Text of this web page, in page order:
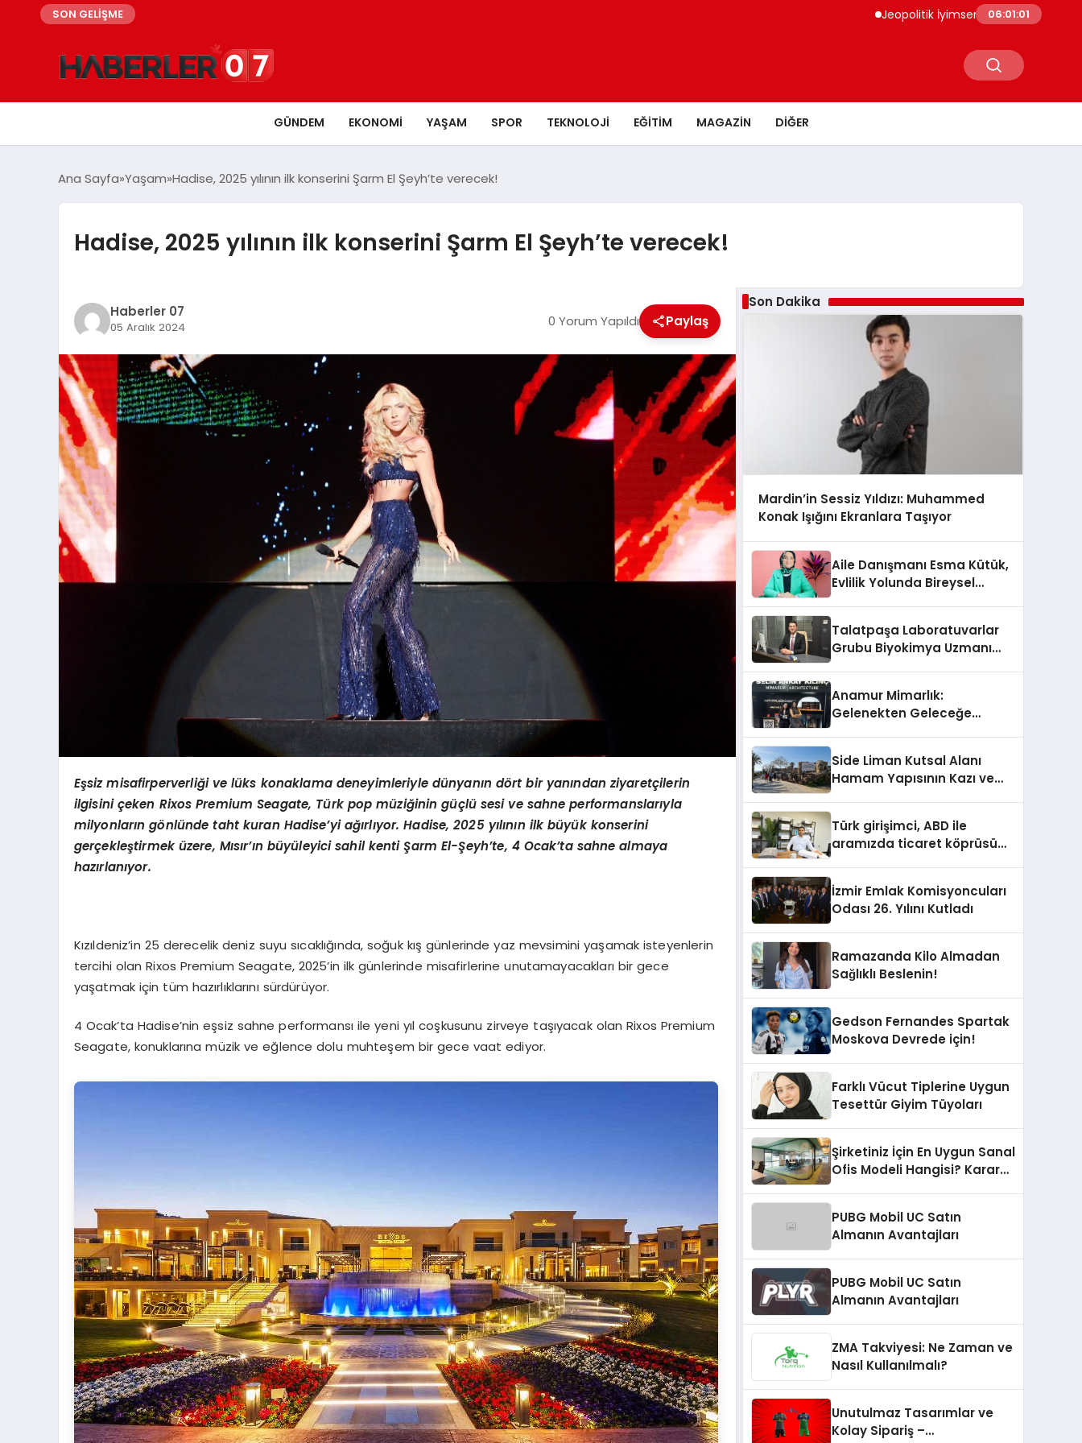
SON GELİŞME Jeopolitik İyimserlik Altın Fiyatlarını
06:01:02
GÜNDEM EKONOMI YAŞAM SPOR TEKNOLOJI EĞITIM MAGAZIN DIĞER
Ana Sayfa Yaşam Hadise, 2025 yılının ilk konserini Şarm El Şeyh’te verecek!
Hadise, 2025 yılının ilk konserini Şarm El Şeyh’te verecek!
Haberler 07
05 Aralık 2024 0 Yorum Yapıldı Paylaş
Eşsiz misafirperverliği ve lüks konaklama deneyimleriyle dünyanın dört bir yanından ziyaretçilerin
ilgisini çeken Rixos Premium Seagate, Türk pop müziğinin güçlü sesi ve sahne performanslarıyla
milyonların gönlünde taht kuran Hadise’yi ağırlıyor. Hadise, 2025 yılının ilk büyük konserini
gerçekleştirmek üzere, Mısır’ın büyüleyici sahil kenti Şarm El-Şeyh’te, 4 Ocak’ta sahne almaya
hazırlanıyor.
Kızıldeniz’in 25 derecelik deniz suyu sıcaklığında, soğuk kış günlerinde yaz mevsimini yaşamak isteyenlerin
tercihi olan Rixos Premium Seagate, 2025’in ilk günlerinde misafirlerine unutamayacakları bir gece
yaşatmak için tüm hazırlıklarını sürdürüyor.
4 Ocak’ta Hadise’nin eşsiz sahne performansı ile yeni yıl coşkusunu zirveye taşıyacak olan Rixos Premium
Seagate, konuklarına müzik ve eğlence dolu muhteşem bir gece vaat ediyor.
Son Dakika
Mardin’in Sessiz Yıldızı: Muhammed
Konak Işığını Ekranlara Taşıyor
Aile Danışmanı Esma Kütük,
Evlilik Yolunda Bireysel
Talatpaşa Laboratuvarlar
Grubu Biyokimya Uzmanı
Anamur Mimarlık:
Gelenekten Geleceğe
Side Liman Kutsal Alanı
Hamam Yapısının Kazı ve
Katkılarıyla Tamamlandı
Türk girişimci, ABD ile
aramızda ticaret köprüsü
İzmir Emlak Komisyoncuları
Odası 26. Yılını Kutladı
Ramazanda Kilo Almadan
Sağlıklı Beslenin!
Gedson Fernandes Spartak
Moskova Devrede için!
Farklı Vücut Tiplerine Uygun
Tesettür Giyim Tüyoları
Şirketiniz İçin En Uygun Sanal
Ofis Modeli Hangisi? Karar
PUBG Mobil UC Satın
Almanın Avantajları
PUBG Mobil UC Satın
Almanın Avantajları
ZMA Takviyesi: Ne Zaman ve
Nasıl Kullanılmalı?
Unutulmaz Tasarımlar ve
Kolay Sipariş –